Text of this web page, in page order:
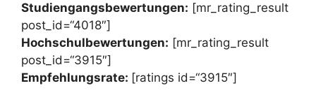
Studiengangsbewertungen: [mr_rating_result
post_id=“4018″]
Hochschulbewertungen: [mr_rating_result
post_id=“3915″]
Empfehlungsrate: [ratings id=“3915″]